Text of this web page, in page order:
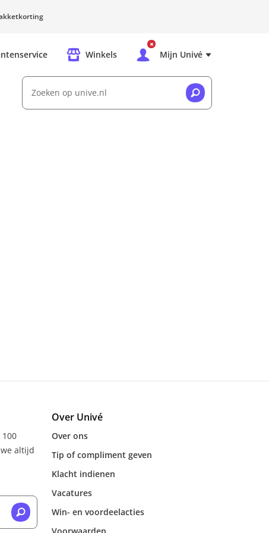
Winkels Mijn Univé
Zoeken op unive.nl
altijd
Over Univé
Over ons
Tip of compliment geven
Klacht indienen
Vacatures
Win- en voordeelacties